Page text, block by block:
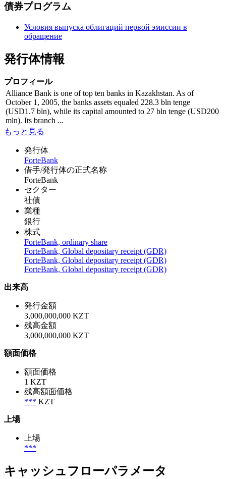
債券プログラム
Условия выпуска облигаций первой эмиссии в
обращение
発行体情報
プロフィール
Alliance Bank is one of top ten banks in Kazakhstan. As of
October 1, 2005, the banks assets equaled 228.3 bln tenge
(USD1.7 bln), while its capital amounted to 27 bln tenge (USD200
mln). Its branch ...
もっと見る
発行体
ForteBank
借手/発行体の正式名称
ForteBank
セクター
社債
業種
銀行
株式
ForteBank, ordinary share
ForteBank, Global depositary receipt (GDR)
ForteBank, Global depositary receipt (GDR)
ForteBank, Global depositary receipt (GDR)
出来高
発行金額
3,000,000,000 KZT
残高金額
3,000,000,000 KZT
額面価格
額面価格
1 KZT
残高額面価格
*** KZT
上場
上場
***
キャッシュフローパラメータ